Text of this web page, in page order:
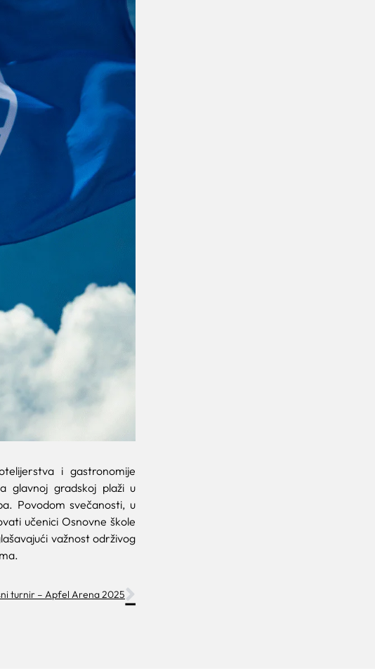
i gastronomije
glavnoj gradskoj plaži u
Povodom svečanosti, u
učenici Osnovne škole
važnost održivog
turnir – Apfel Arena 2025